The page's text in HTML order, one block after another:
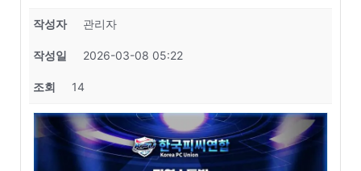
작성자 관리자
작성일 2026-03-08 05:22
조회 14